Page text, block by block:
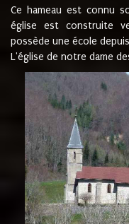
Ce hameau est connu
église est construite
possède une école
L'église de notre dame